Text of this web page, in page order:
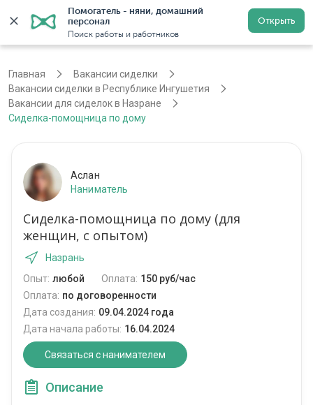
Помогатель - няни, домашний
персонал
Поиск работы и работников
Открыть
Регистрация
Главная
Вакансии сиделки
Вакансии сиделки в Республике Ингушетия
Вакансии для сиделок в Назране
Сиделка-помощница по дому
Аслан
Наниматель
Сиделка-помощница по дому (для
женщин, с опытом)
Назрань
Опыт: любой Оплата: 150 руб/час
Оплата: по договоренности
Дата создания: 09.04.2024 года
Дата начала работы: 16.04.2024
Связаться с нанимателем
Описание